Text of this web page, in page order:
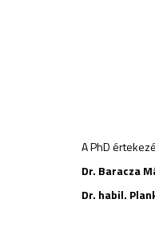
A PhD
Dr. Baracza
Dr. habil.